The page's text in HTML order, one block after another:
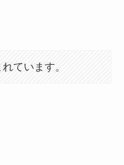
ています。